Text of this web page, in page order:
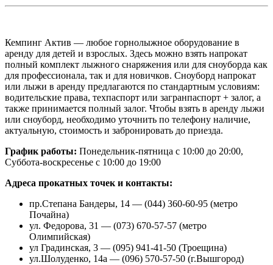
Кемпинг Актив — любое горнолыжное оборудование в
аренду для детей и взрослых. Здесь можно взять напрокат
полный комплект лыжного снаряжения или для сноуборда как
для профессионала, так и для новичков. Сноуборд напрокат
или лыжи в аренду предлагаются по стандартным условиям:
водительские права, техпаспорт или загранпаспорт + залог, а
также принимается полный залог. Чтобы взять в аренду лыжи
или сноуборд, необходимо уточнить по телефону наличие,
актуальную, стоимость и забронировать до приезда.
График работы: Понедельник-пятница с 10:00 до 20:00,
Суббота-воскресенье с 10:00 до 19:00
Адреса прокатных точек и контакты:
пр.Степана Бандеры, 14 — (044) 360-60-95 (метро
Почайна)
ул. Федорова, 31 — (073) 670-57-57 (метро
Олимпийская)
ул Градинская, 3 — (095) 941-41-50 (Троещина)
ул.Шолуденко, 14а — (096) 570-57-50 (г.Вышгород)